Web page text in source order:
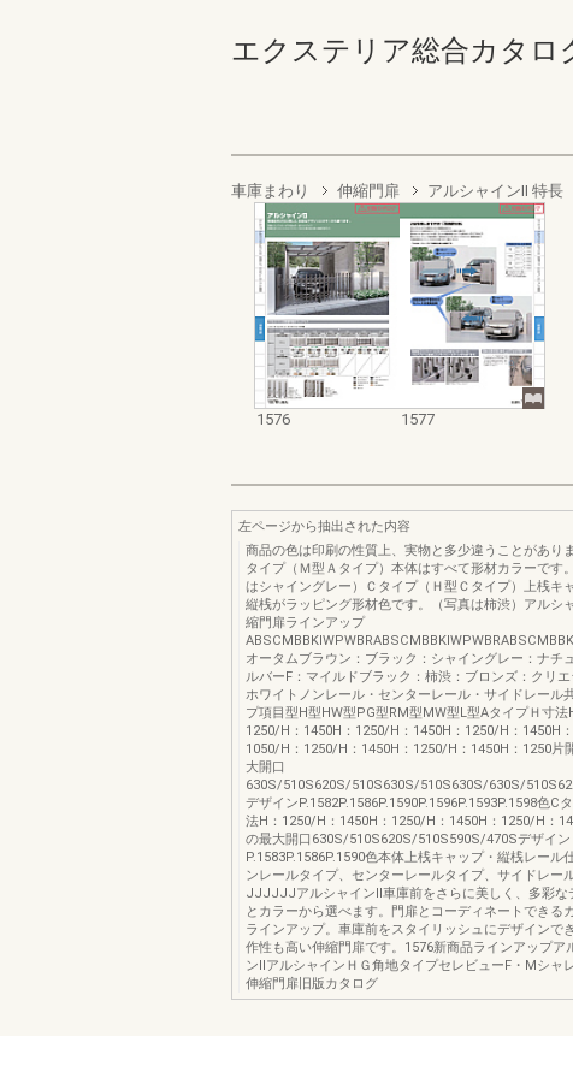
エクステリア総合カタロ
車庫まわり 伸縮門扉 アルシャインII 特長
1576 1577
左ページから抽出された内容
商品の色は印刷の性質上、実物と多少違うことがあり
タイプ（Ｍ型Ａタイプ）本体はすべて形材カラーです
はシャイングレー）Ｃタイプ（Ｈ型Ｃタイプ）上桟キャ
縦桟がラッピング形材色です。（写真は柿渋）アルシ
縮門扉ラインアップ
オータムブラウン：ブラック：シャイングレー：ナチ
ルバーF：マイルドブラック：柿渋：ブロンズ：クリエ
ホワイトノンレール・センターレール・サイドレール
プ項目型H型HW型PG型RM型MW型L型AタイプＨ寸法
1250/H：1450H：1250/H：1450H：1250/H：1450H：
1050/H：1250/H：1450H：1250/H：1450H：1250片
大開口
630S/510S620S/510S630S/510S630S/630S/
デザインP.1582P.1586P.1590P.1596P.1593P.1598色C
法H：1250/H：1450H：1250/H：1450H：1250/H：
の最大開口630S/510S620S/510S590S/470Sデザイン
P.1583P.1586P.1590色本体上桟キャップ・縦桟レール
ンレールタイプ、センターレールタイプ、サイドレー
JJJJJJアルシャインⅡ車庫前をさらに美しく、多彩な
とカラーから選べます。門扉とコーディネートできる
ラインアップ。車庫前をスタイリッシュにデザインで
作性も高い伸縮門扉です。1576新商品ラインアップア
ンⅡアルシャインＨＧ角地タイプセレビューF・Mシャ
伸縮門扉旧版カタログ